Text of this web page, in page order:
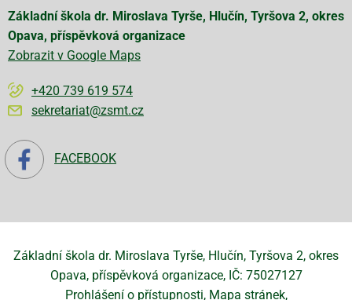
Základní škola dr. Miroslava Tyrše, Hlučín, Tyršova 2, okres
Opava, příspěvková organizace
Zobrazit v Google Maps
+420 739 619 574
sekretariat@zsmt.cz
FACEBOOK
Základní škola dr. Miroslava Tyrše, Hlučín, Tyršova 2, okres
Opava, příspěvková organizace, IČ: 75027127
Prohlášení o přístupnosti Mapa stránek